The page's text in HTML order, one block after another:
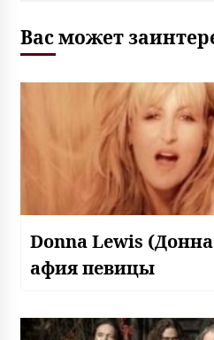
Вас может
Donna Lewis
афия певицы